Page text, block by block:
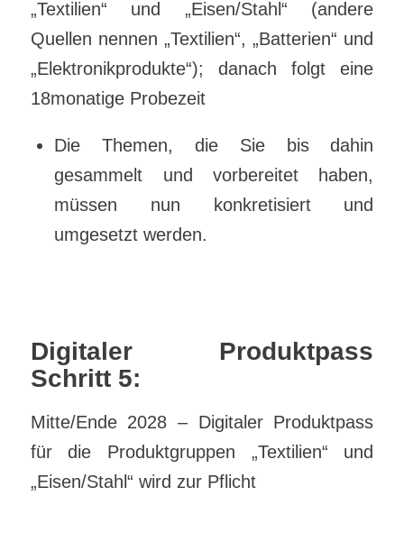
„Textilien“ und „Eisen/Stahl“ (andere
Quellen nennen „Textilien“, „Batterien“ und
„Elektronikprodukte“); danach folgt eine
18monatige Probezeit
Die Themen, die Sie bis dahin
gesammelt und vorbereitet haben,
müssen nun konkretisiert und
umgesetzt werden.
Digitaler Produktpass
Schritt 5:
Mitte/Ende 2028 – Digitaler Produktpass
für die Produktgruppen „Textilien“ und
„Eisen/Stahl“ wird zur Pflicht